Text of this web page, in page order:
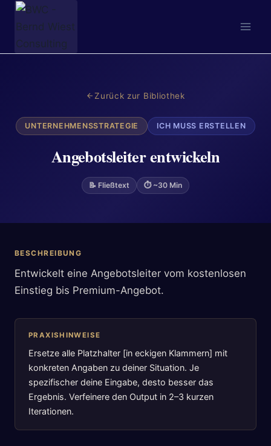
Zum
Inhalt
springen
Zurück zur Bibliothek
UNTERNEHMENSSTRATEGIE ICH MUSS ERSTELLEN
Angebotsleiter entwickeln
📝 Fließtext ⏱ ~30 Min
BESCHREIBUNG
Entwickelt eine Angebotsleiter vom kostenlosen
Einstieg bis Premium-Angebot.
PRAXISHINWEISE
Ersetze alle Platzhalter [in eckigen Klammern] mit
konkreten Angaben zu deiner Situation. Je
spezifischer deine Eingabe, desto besser das
Ergebnis. Verfeinere den Output in 2–3 kurzen
Iterationen.